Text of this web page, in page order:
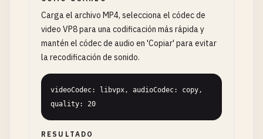
Carga el archivo MP4, selecciona el códec de
video VP8 para una codificación más rápida y
mantén el códec de audio en 'Copiar' para evitar
la recodificación de sonido.
videoCodec: libvpx, audioCodec: copy,
quality: 20
RESULTADO